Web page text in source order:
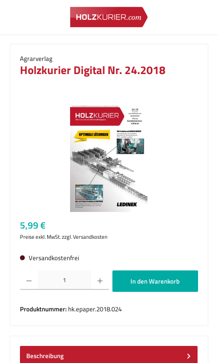
Zum Hauptinhalt springen
Agrarverlag
Holzkurier Digital Nr. 24.2018
Bildergalerie überspringen
Regulärer Preis:
5,99 €
Preise exkl. MwSt. zzgl. Versandkosten
Versandkostenfrei
Produkt Anzahl: Gib den gewünschten Wert ein oder benutze die Schaltflächen um
In den Warenkorb
Produktnummer: hk.epaper.2018.024
Beschreibung